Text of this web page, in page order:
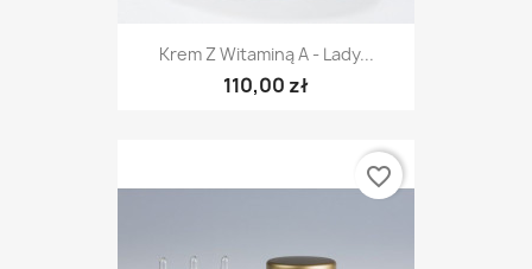
Krem Z Witaminą A - Lady...
110,00 zł
favorite_border